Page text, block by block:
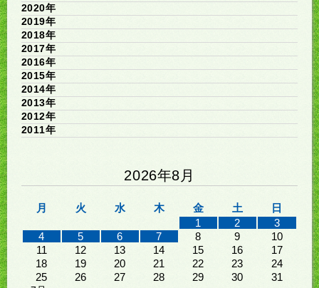
2020年
2019年
2018年
2017年
2016年
2015年
2014年
2013年
2012年
2011年
2026年8月
月 火 水 木 金 土
日
1
2
3
4
5 6 7 8 9
10
11
12 13 14 15 16
17
18
19 20 21 22 23
24
25
26 27 28 29 30 31